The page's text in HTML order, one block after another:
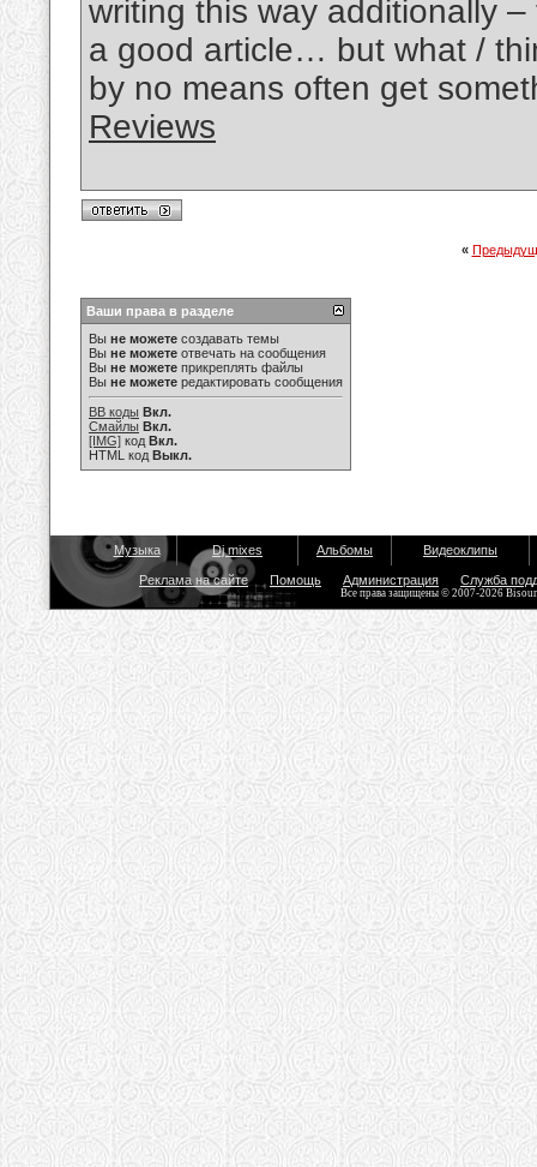
writing this way additionally
a good article… but what /
by no means often get
Reviews
«
Ваши права в разделе
Вы не можете создавать темы
Вы не можете отвечать на сообщения
Вы не можете прикреплять файлы
Вы не можете редактировать сообщения
BB коды Вкл.
Смайлы Вкл.
[IMG] код Вкл.
HTML код Выкл.
Музыка Dj mixes Альбомы Видеоклипы
Реклама на сайте Помощь Администрация Служба
Все права защищены © 2007-2026